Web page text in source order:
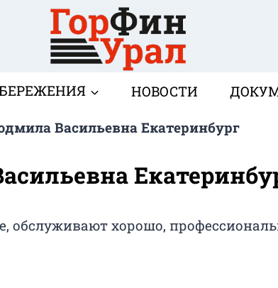
НОВОСТИ
Васильевна Екатеринбург
обслуживают хорошо,